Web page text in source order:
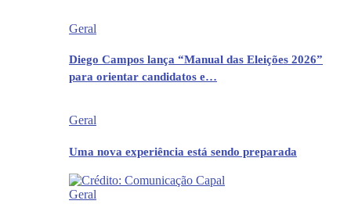
Geral
Diego Campos lança “Manual das Eleições 2026”
para orientar candidatos e…
Geral
Uma nova experiência está sendo preparada
Geral